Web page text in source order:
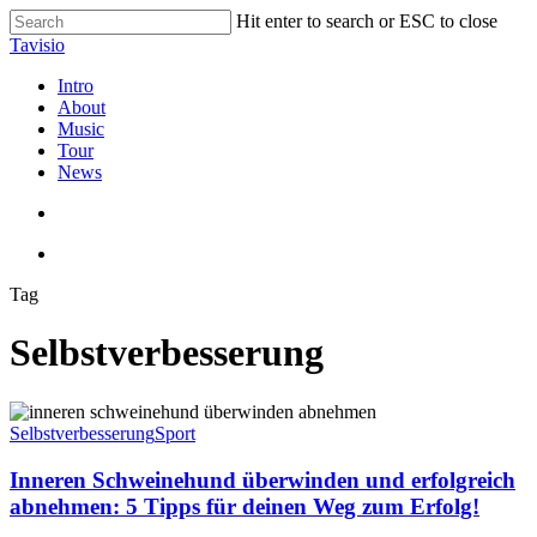
Skip
to
content
Hit enter to search or ESC to close
Close
Tavisio
search
Menu
Intro
About
Music
Tour
News
Tag
Selbstverbesserung
Inneren
Schweinehund
und
erfolgreich
abnehmen:
SelbstverbesserungSport
Inneren Schweinehund überwinden und erfolgreich
abnehmen: 5 Tipps für deinen Weg zum Erfolg!